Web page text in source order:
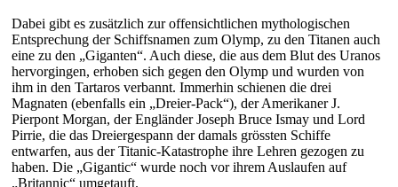
Dabei gibt es zusätzlich zur offensichtlichen mythologischen
Entsprechung der Schiffsnamen zum Olymp, zu den Titanen auch
eine zu den „Giganten“. Auch diese, die aus dem Blut des Uranos
hervorgingen, erhoben sich gegen den Olymp und wurden von
ihm in den Tartaros verbannt. Immerhin schienen die drei
Magnaten (ebenfalls ein „Dreier-Pack“), der Amerikaner J.
Pierpont Morgan, der Engländer Joseph Bruce Ismay und Lord
Pirrie, die das Dreiergespann der damals grössten Schiffe
entwarfen, aus der Titanic-Katastrophe ihre Lehren gezogen zu
haben. Die „Gigantic“ wurde noch vor ihrem Auslaufen auf
„Britannic“ umgetauft.